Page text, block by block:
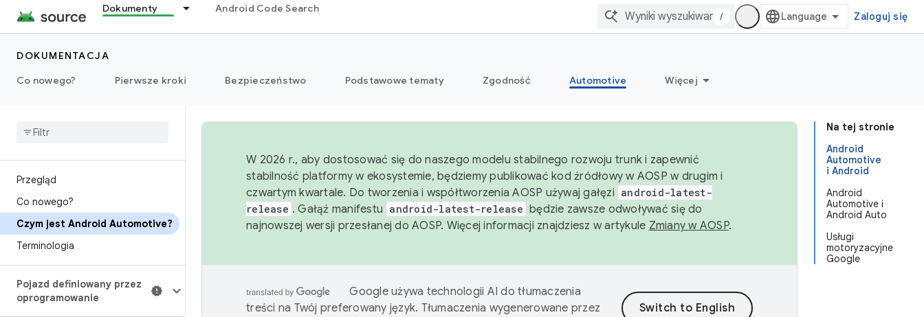
Dokumenty Android Code Search
/ Zaloguj się
DOKUMENTACJA
Co nowego?
Pierwsze kroki Bezpieczeństwo Podstawowe tematy Zgodność Automotive Więcej
Przegląd
Co nowego?
Czym jest Android Automotive?
Terminologia
Pojazd definiowany przez
oprogramowanie
Na tej stronie
Android
Automotive
i Android
Android
Automotive i
Android Auto
Usługi
motoryzacyjne
Google
W 2026 r., aby dostosować się do naszego modelu stabilnego rozwoju trunk i zapewnić
stabilność platformy w ekosystemie, będziemy publikować kod źródłowy w AOSP w drugim i
czwartym kwartale. Do tworzenia i współtworzenia AOSP używaj gałęzi android-latest-
release . Gałąź manifestu android-latest-release będzie zawsze odwoływać się do
najnowszej wersji przesłanej do AOSP. Więcej informacji znajdziesz w artykule Zmiany w AOSP.
Google używa technologii AI do tłumaczenia
treści na Twój preferowany język. Tłumaczenia wygenerowane przez